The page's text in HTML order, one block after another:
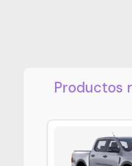
Productos